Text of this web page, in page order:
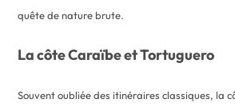
quête de nature brute.
La côte Caraïbe et Tortuguero
Souvent oubliée des itinéraires classiques, la